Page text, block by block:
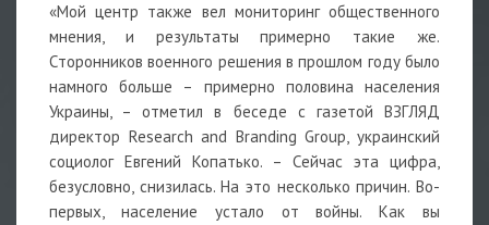
«Мой центр также вел мониторинг общественного
мнения, и результаты примерно такие же.
Сторонников военного решения в прошлом году было
намного больше – примерно половина населения
Украины, – отметил в беседе с газетой ВЗГЛЯД
директор Research and Branding Group, украинский
социолог Евгений Копатько. – Сейчас эта цифра,
безусловно, снизилась. На это несколько причин. Во-
первых, население устало от войны. Как вы